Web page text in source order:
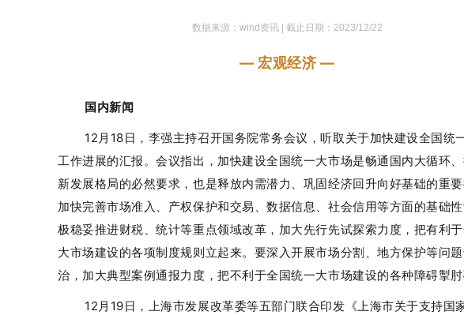
数据来源：wind资讯 | 截止日期：2023/12/22
— 宏观经济 —
国内新闻
12月18日，李强主持召开国务院常务会议，听取关于加快建设全国统
工作进展的汇报。会议指出，加快建设全国统一大市场是畅通国内大循环
新发展格局的必然要求，也是释放内需潜力、巩固经济回升向好基础的重
加快完善市场准入、产权保护和交易、数据信息、社会信用等方面的基础
极稳妥推进财税、统计等重点领域改革，加大先行先试探索力度，把有利
大市场建设的各项制度规则立起来。要深入开展市场分割、地方保护等问
治，加大典型案例通报力度，把不利于全国统一大市场建设的各种障碍掣
12月19日，上海市发展改革委等五部门联合印发《上海市关于支持国